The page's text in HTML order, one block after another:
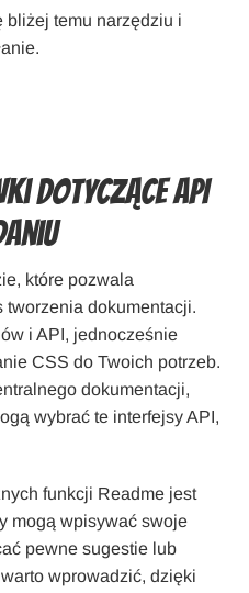
bliżej temu narzędziu i
dotyczące API
które pozwala
tworzenia dokumentacji.
i API, jednocześnie
CSS do Twoich potrzeb.
dokumentacji,
wybrać te interfejsy API,
funkcji Readme jest
mogą wpisywać swoje
pewne sugestie lub
wprowadzić, dzięki